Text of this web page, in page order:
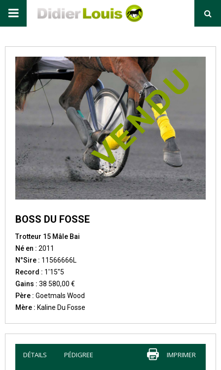
Primary
BOSS DU FOSSE
Trotteur 15 Mâle Bai
Né en : 2011
N°Sire : 11566666L
Record : 1'15"5
Gains : 38 580,00 €
Père : Goetmals Wood
Mère : Kaline Du Fosse
IMPRIMER
DÉTAILS PÉDIGREE